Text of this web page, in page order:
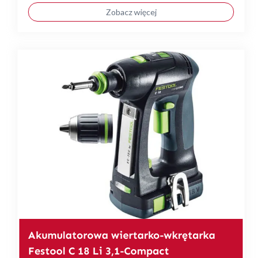
Zobacz więcej
Akumulatorowa wiertarko-wkrętarka
Festool C 18 Li 3,1-Compact